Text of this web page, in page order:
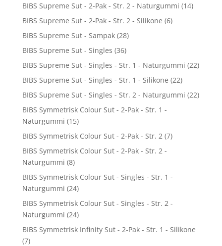
BIBS Supreme Sut - 2-Pak - Str. 2 - Naturgummi (14)
BIBS Supreme Sut - 2-Pak - Str. 2 - Silikone (6)
BIBS Supreme Sut - Sampak (28)
BIBS Supreme Sut - Singles (36)
BIBS Supreme Sut - Singles - Str. 1 - Naturgummi (22)
BIBS Supreme Sut - Singles - Str. 1 - Silikone (22)
BIBS Supreme Sut - Singles - Str. 2 - Naturgummi (22)
BIBS Symmetrisk Colour Sut - 2-Pak - Str. 1 -
Naturgummi (15)
BIBS Symmetrisk Colour Sut - 2-Pak - Str. 2 (7)
BIBS Symmetrisk Colour Sut - 2-Pak - Str. 2 -
Naturgummi (8)
BIBS Symmetrisk Colour Sut - Singles - Str. 1 -
Naturgummi (24)
BIBS Symmetrisk Colour Sut - Singles - Str. 2 -
Naturgummi (24)
BIBS Symmetrisk Infinity Sut - 2-Pak - Str. 1 - Silikone
(7)